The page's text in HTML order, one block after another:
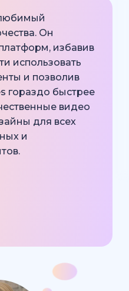
Он
избавив
использовать
и позволив
гораздо быстрее
видео
для всех
и